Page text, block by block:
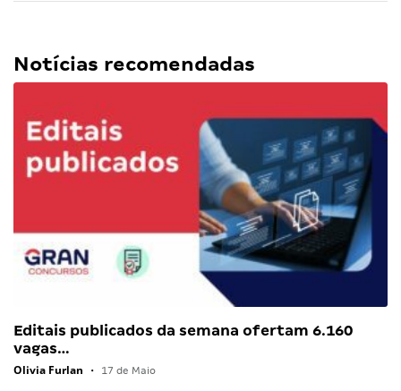
Notícias recomendadas
Editais publicados da semana ofertam 6.160
vagas…
Olivia Furlan • 17 de Maio